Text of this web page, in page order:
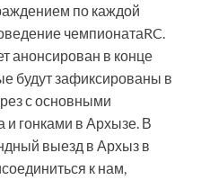
по каждой
чемпионатаRC.
анонсирован в конце
будут зафиксированы в
с основными
и гонками в Архызе. В
выезд в Архыз в
к нам,